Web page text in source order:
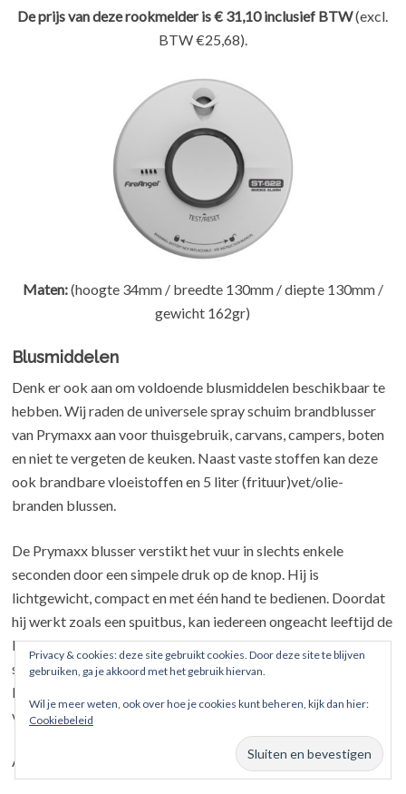
De prijs van deze rookmelder is € 31,10 inclusief BTW(excl.
BTW €25,68).
Maten:(hoogte 34mm / breedte 130mm / diepte 130mm /
gewicht 162gr)
Blusmiddelen
Denk er ook aan om voldoende blusmiddelen beschikbaar te
hebben. Wij raden de universele spray schuim brandblusser
van Prymaxx aan voor thuisgebruik, carvans, campers, boten
en niet te vergeten de keuken. Naast vaste stoffen kan deze
ook brandbare vloeistoffen en 5 liter (frituur)vet/olie-
branden blussen.
De Prymaxx blusser verstikt het vuur in slechts enkele
seconden door een simpele druk op de knop. Hij is
lichtgewicht, compact en met één hand te bedienen. Doordat
hij werkt zoals een spuitbus, kan iedereen ongeacht leeftijd de
blusser gebruiken. Door de dop te verwijderen is de spray
schuim brandblusser door zijn intuïtieve werking te allen tijde
klaar voor direct gebruik. Hiermee voorkomt u dat een kleine
vlam zich razendsnel uitbreid (met alle gevolgen van dien).
Alle voordelen van de spray schuimblusser:
Privacy & cookies: deze site gebruikt cookies. Door deze site te blijven
gebruiken, ga je akkoord met het gebruik hiervan.
Wil je meer weten, ook over hoe je cookies kunt beheren, kijk dan hier:
Cookiebeleid